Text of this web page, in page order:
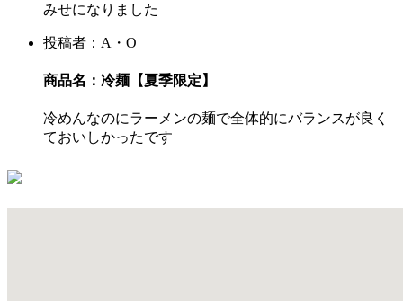
みせになりました
投稿者：A・O
商品名：冷麺【夏季限定】
冷めんなのにラーメンの麺で全体的にバランスが良く
ておいしかったです